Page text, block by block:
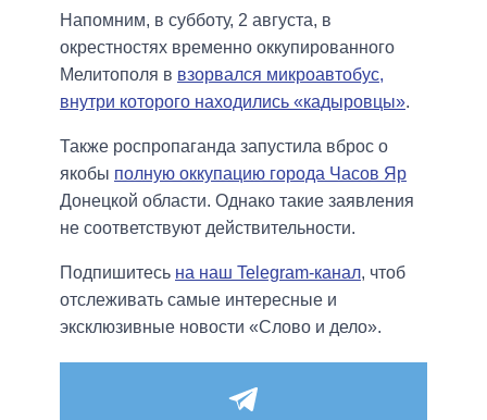
Напомним, в субботу, 2 августа, в
окрестностях временно оккупированного
Мелитополя в взорвался микроавтобус,
внутри которого находились «кадыровцы».
Также роспропаганда запустила вброс о
якобы полную оккупацию города Часов Яр
Донецкой области. Однако такие заявления
не соответствуют действительности.
Подпишитесь на наш Telegram-канал, чтоб
отслеживать самые интересные и
эксклюзивные новости «Слово и дело».